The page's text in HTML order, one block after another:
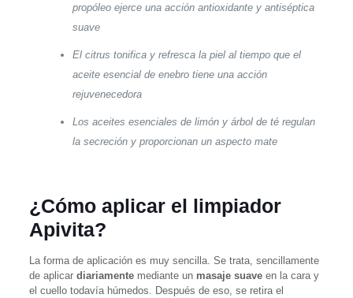
propóleo ejerce una acción antioxidante y antiséptica
suave
El citrus tonifica y refresca la piel al tiempo que el
aceite esencial de enebro tiene una acción
rejuvenecedora
Los aceites esenciales de limón y árbol de té regulan
la secreción y proporcionan un aspecto mate
¿Cómo aplicar el limpiador
Apivita?
La forma de aplicación es muy sencilla. Se trata, sencillamente
de aplicar diariamentemediante un masaje suaveen la cara y
el cuello todavía húmedos. Después de eso, se retira el